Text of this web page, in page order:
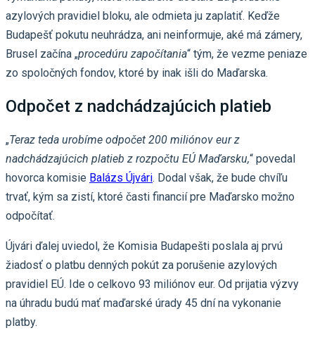
azylových pravidiel bloku, ale odmieta ju zaplatiť. Keďže
Budapešť pokutu neuhrádza, ani neinformuje, aké má zámery,
Brusel začína „procedúru započítania“ tým, že vezme peniaze
zo spoločných fondov, ktoré by inak išli do Maďarska.
Odpočet z nadchádzajúcich platieb
„Teraz teda urobíme odpočet 200 miliónov eur z
nadchádzajúcich platieb z rozpočtu EÚ Maďarsku,“ povedal
hovorca komisie Balázs Újvári. Dodal však, že bude chvíľu
trvať, kým sa zistí, ktoré časti financií pre Maďarsko možno
odpočítať.
Újvári ďalej uviedol, že Komisia Budapešti poslala aj prvú
žiadosť o platbu denných pokút za porušenie azylových
pravidiel EÚ. Ide o celkovo 93 miliónov eur. Od prijatia výzvy
na úhradu budú mať maďarské úrady 45 dní na vykonanie
platby.